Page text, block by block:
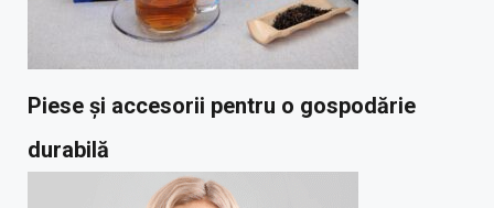
Piese și accesorii pentru o gospodărie
durabilă